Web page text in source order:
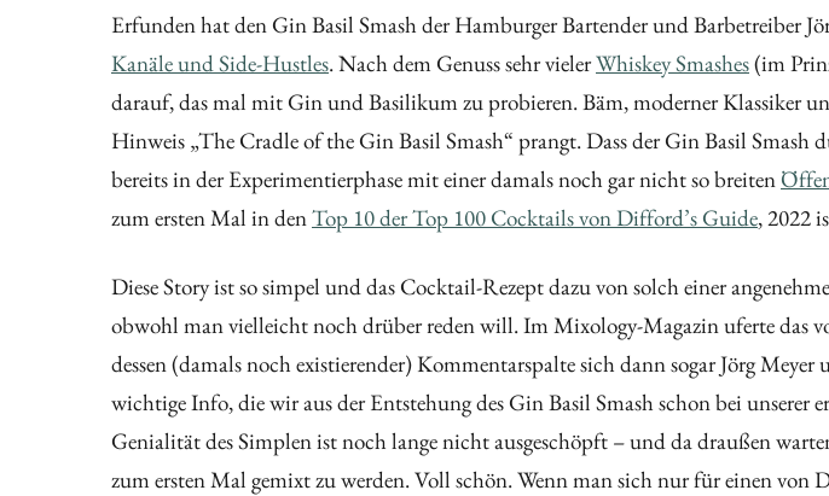
Erfunden hat den Gin Basil Smash der Hamburger Bartender und Barbetreiber
Kanäle und Side-Hustles. Nach dem Genuss sehr vielerWhiskey Smashes(im
darauf, das mal mit Gin und Basilikum zu probieren. Bäm, moderner Klassiker
Hinweis „The Cradle of the Gin Basil Smash“ prangt. Dass der Gin Basil
bereits in der Experimentierphase mit einer damals noch gar nicht so breiten
zum ersten Mal in denTop 10 der Top 100 Cocktails von Difford’s Guide, 2022
Diese Story ist so simpel und das Cocktail-Rezept dazu von solch einer
obwohl man vielleicht noch drüber reden will. Im Mixology-Magazin uferte das
dessen (damals noch existierender) Kommentarspalte sich dann sogar Jörg
wichtige Info, die wir aus der Entstehung des Gin Basil Smash schon bei
Genialität des Simplen ist noch lange nicht ausgeschöpft – und da draußen
zum ersten Mal gemixt zu werden. Voll schön. Wenn man sich nur für einen